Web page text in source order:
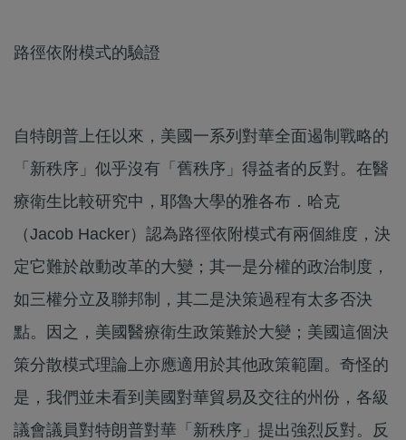
路徑依附模式的驗證
自特朗普上任以來，美國一系列對華全面遏制戰略的
「新秩序」似乎沒有「舊秩序」得益者的反對。在醫
療衛生比較研究中，耶魯大學的雅各布．哈克
（Jacob Hacker）認為路徑依附模式有兩個維度，決
定它難於啟動改革的大變；其一是分權的政治制度，
如三權分立及聯邦制，其二是決策過程有太多否決
點。因之，美國醫療衛生政策難於大變；美國這個決
策分散模式理論上亦應適用於其他政策範圍。奇怪的
是，我們並未看到美國對華貿易及交往的州份，各級
議會議員對特朗普對華「新秩序」提出強烈反對。反